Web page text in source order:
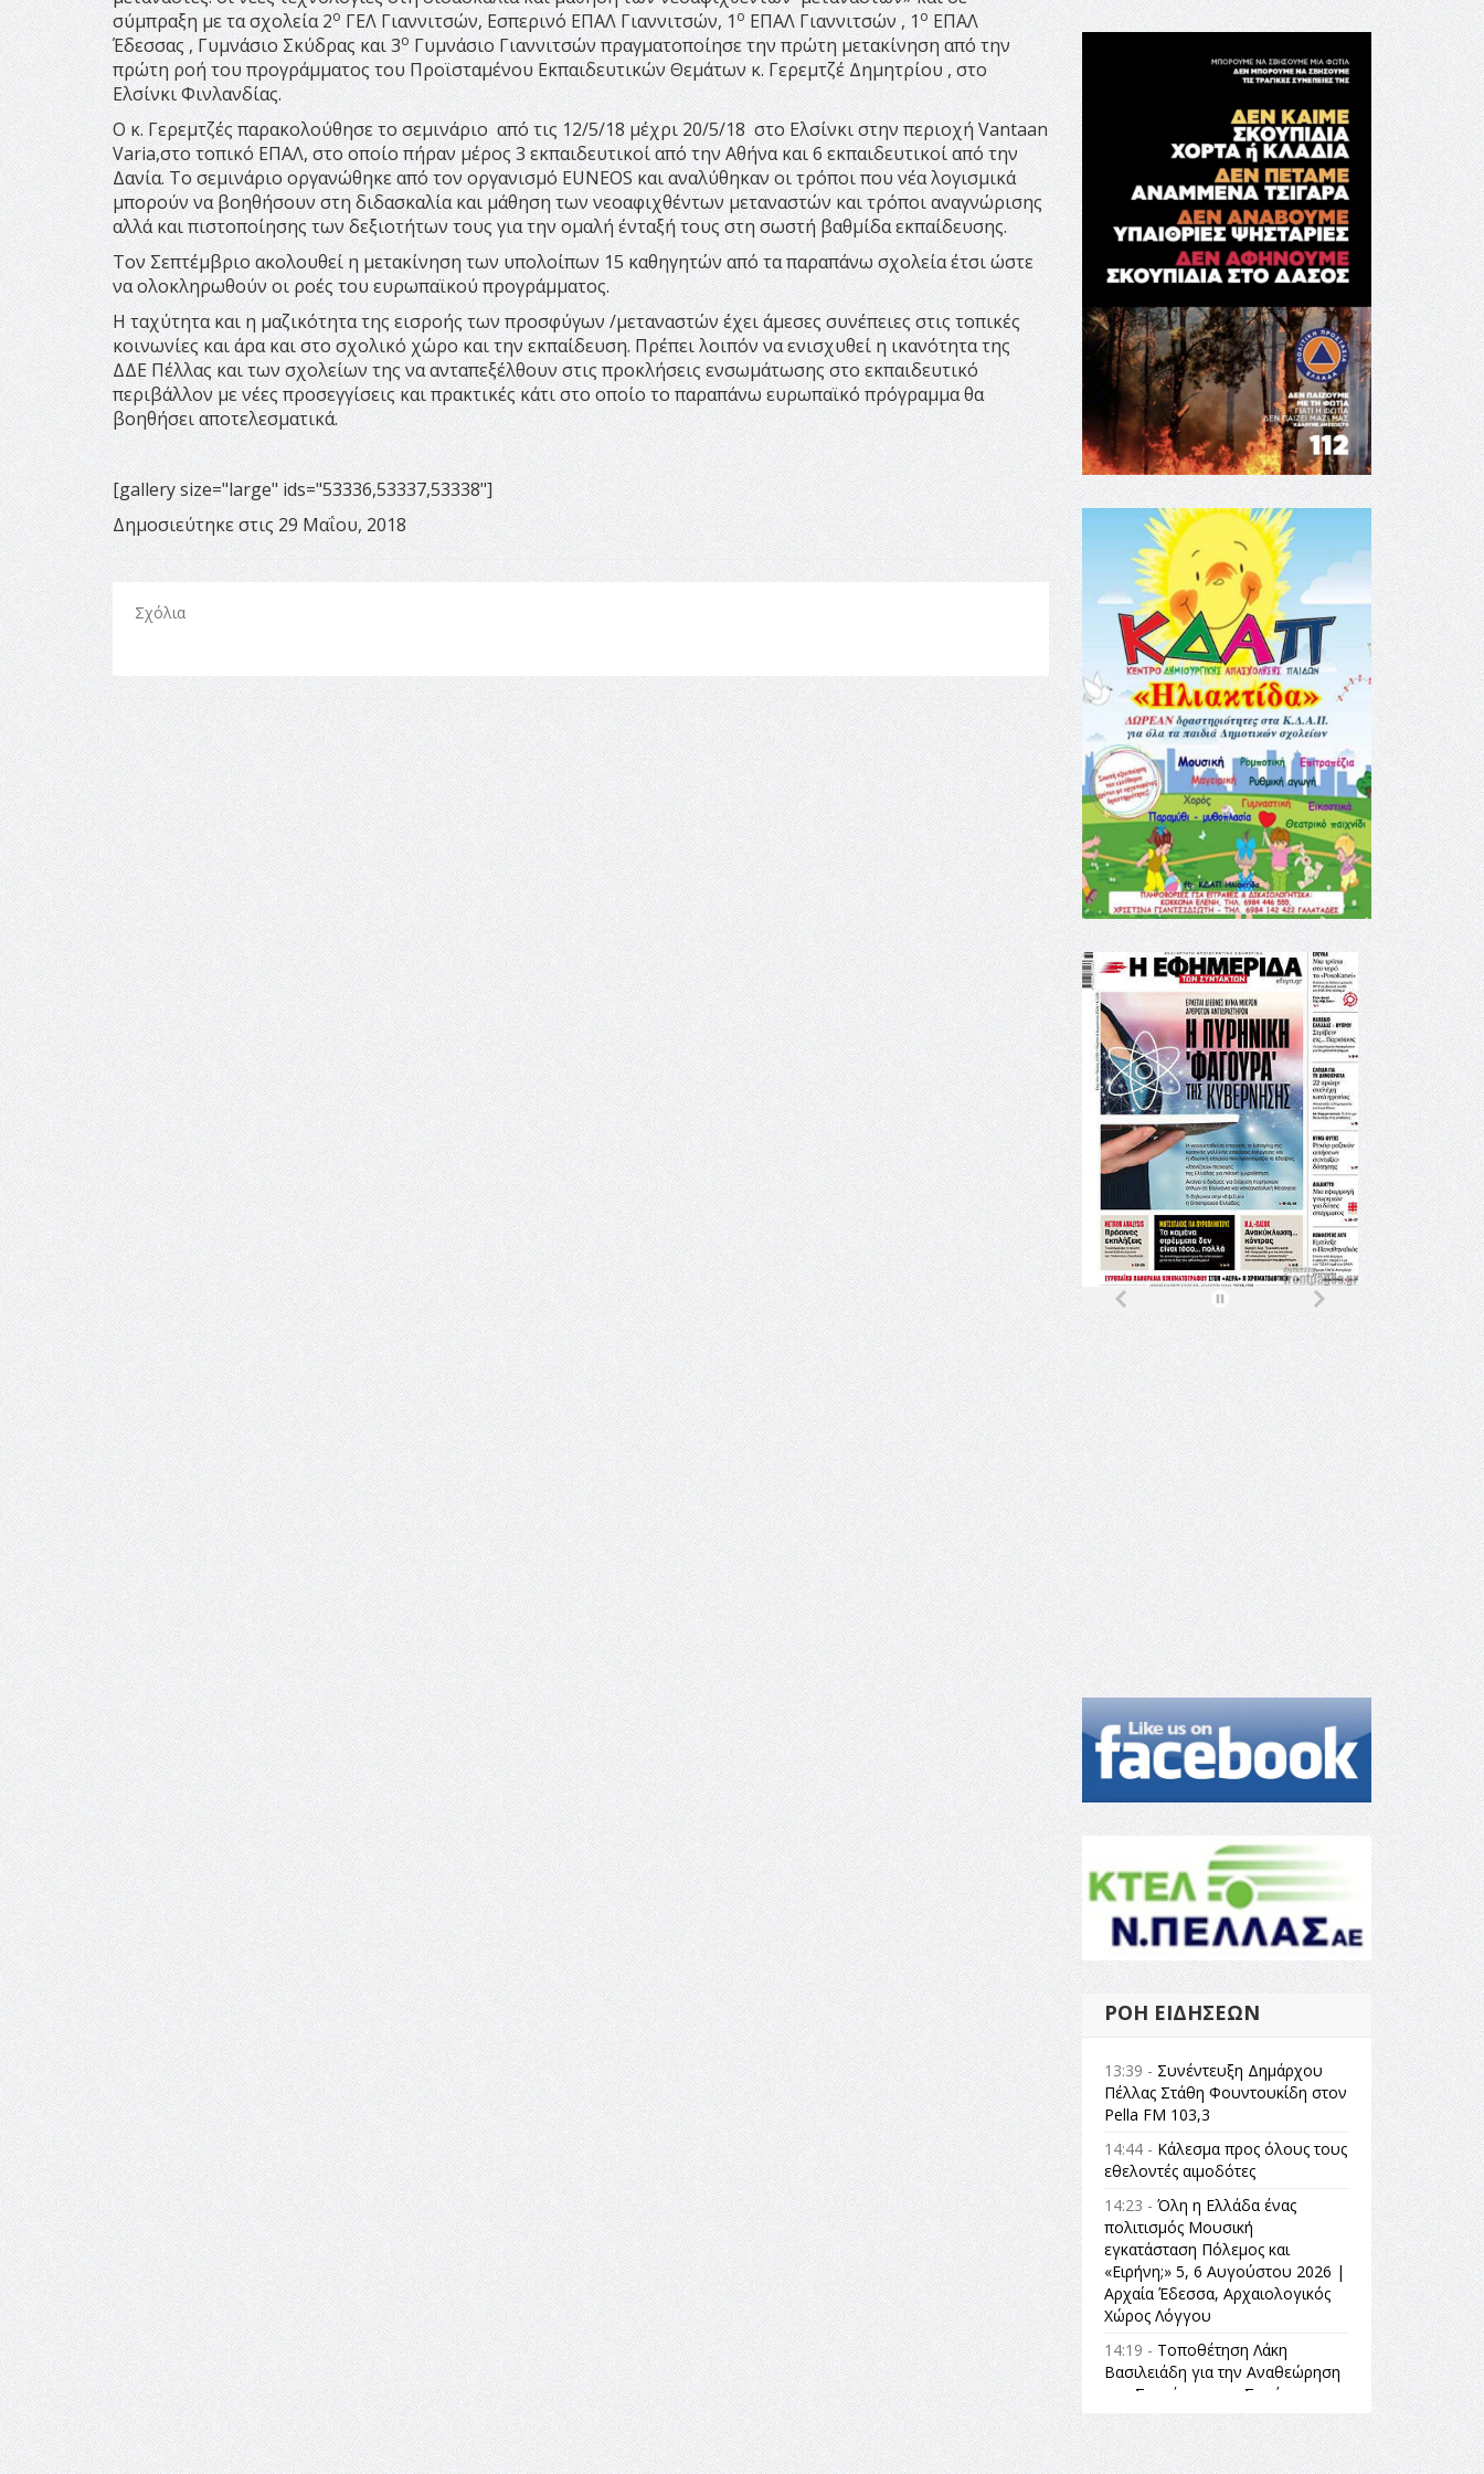
σύμπραξη με τα σχολεία 2οΓΕΛ Γιαννιτσών, Εσπερινό ΕΠΑΛ Γιαννιτσών, 1ο ΕΠΑΛ Γιαννιτσών , 1ο ΕΠΑΛ
Έδεσσας , Γυμνάσιο Σκύδρας και 3ο Γυμνάσιο Γιαννιτσών πραγματοποίησε την πρώτη μετακίνηση από την
πρώτη ροή του προγράμματος του Προϊσταμένου Εκπαιδευτικών Θεμάτων κ. Γερεμτζέ Δημητρίου , στο
Ελσίνκι Φινλανδίας.
Ο κ. Γερεμτζές παρακολούθησε το σεμινάριο από τις 12/5/18 μέχρι 20/5/18 στο Ελσίνκι στην περιοχή Vantaan
Varia,στο τοπικό ΕΠΑΛ, στο οποίο πήραν μέρος 3 εκπαιδευτικοί από την Αθήνα και 6 εκπαιδευτικοί από την
Δανία. Το σεμινάριο οργανώθηκε από τον οργανισμό EUNEOS και αναλύθηκαν οι τρόποι που νέα λογισμικά
μπορούν να βοηθήσουν στη διδασκαλία και μάθηση των νεοαφιχθέντων μεταναστών και τρόποι αναγνώρισης
αλλά και πιστοποίησης των δεξιοτήτων τους για την ομαλή ένταξή τους στη σωστή βαθμίδα εκπαίδευσης.
Τον Σεπτέμβριο ακολουθεί η μετακίνηση των υπολοίπων 15 καθηγητών από τα παραπάνω σχολεία έτσι ώστε
να ολοκληρωθούν οι ροές του ευρωπαϊκού προγράμματος.
Η ταχύτητα και η μαζικότητα της εισροής των προσφύγων /μεταναστών έχει άμεσες συνέπειες στις τοπικές
κοινωνίες και άρα και στο σχολικό χώρο και την εκπαίδευση. Πρέπει λοιπόν να ενισχυθεί η ικανότητα της
ΔΔΕ Πέλλας και των σχολείων της να ανταπεξέλθουν στις προκλήσεις ενσωμάτωσης στο εκπαιδευτικό
περιβάλλον με νέες προσεγγίσεις και πρακτικές κάτι στο οποίο το παραπάνω ευρωπαϊκό πρόγραμμα θα
βοηθήσει αποτελεσματικά.
[gallery size="large" ids="53336,53337,53338"]
Δημοσιεύτηκε στις 29 Μαΐου, 2018
Σχόλια
ΡΟΉ ΕΙΔΉΣΕΩΝ
13:39 - Συνέντευξη Δημάρχου
Πέλλας Στάθη Φουντουκίδη στον
Pella FM 103,3
14:44 - Κάλεσμα προς όλους τους
εθελοντές αιμοδότες
14:23 - Όλη η Ελλάδα ένας
πολιτισμός Μουσική
εγκατάσταση Πόλεμος και
«Ειρήνη;» 5, 6 Αυγούστου 2026 |
Αρχαία Έδεσσα, Αρχαιολογικός
Χώρος Λόγγου
14:19 - Τοποθέτηση Λάκη
Βασιλειάδη για την Αναθεώρηση
του Συντάγματος: «Σε τέτοιες
κορυφαίες θεσμικές διαδικασίες
υπάρχει μόνο η ευθύνη απέναντι
στις επόμενες γενιές»